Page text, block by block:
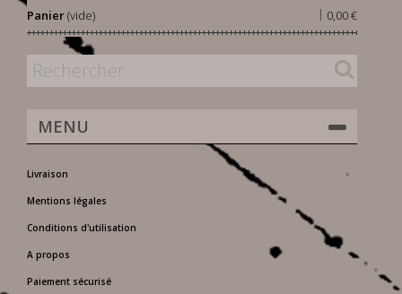
Panier 0,00 €
|
(vide)
MENU
Livraison
Mentions légales
Conditions d'utilisation
A propos
Paiement sécurisé